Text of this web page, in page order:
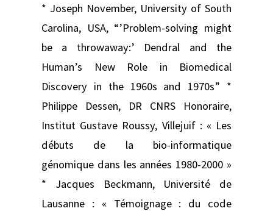
* Joseph November, University of South
Carolina, USA, “’Problem-solving might
be a throwaway:’ Dendral and the
Human’s New Role in Biomedical
Discovery in the 1960s and 1970s” *
Philippe Dessen, DR CNRS Honoraire,
Institut Gustave Roussy, Villejuif : « Les
débuts de la bio-informatique
génomique dans les années 1980-2000 »
* Jacques Beckmann, Université de
Lausanne : « Témoignage : du code